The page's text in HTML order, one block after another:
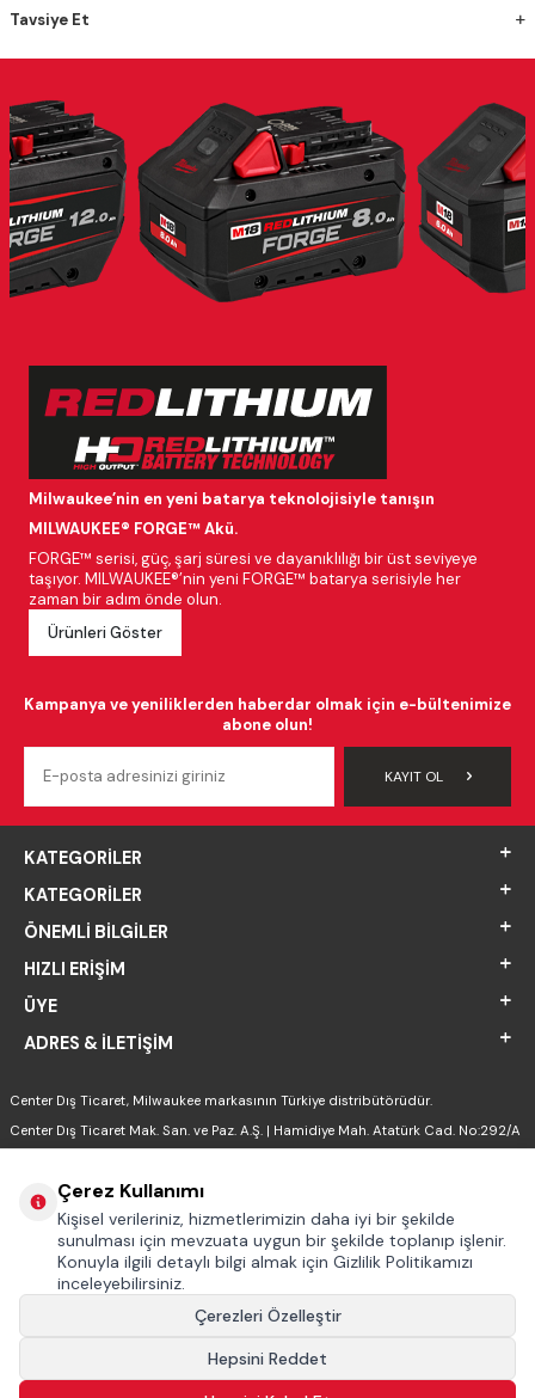
Tavsiye Et
Milwaukee’nin en yeni batarya teknolojisiyle tanışın
MILWAUKEE® FORGE™ Akü.
FORGE™ serisi, güç, şarj süresi ve dayanıklılığı bir üst seviyeye
taşıyor. MILWAUKEE®’nin yeni FORGE™ batarya serisiyle her
zaman bir adım önde olun.
Ürünleri Göster
Kampanya ve yeniliklerden haberdar olmak için e-bültenimize
abone olun!
KAYIT OL
KATEGORILER
KATEGORILER
ÖNEMLI BILGILER
HIZLI ERIŞIM
ÜYE
ADRES & İLETIŞIM
Center Dış Ticaret, Milwaukee markasının Türkiye distribütörüdür.
Center Dış Ticaret Mak. San. ve Paz. A.Ş. | Hamidiye Mah. Atatürk Cad. No:292/A
Çerez Kullanımı
Kişisel verileriniz, hizmetlerimizin daha iyi bir şekilde
sunulması için mevzuata uygun bir şekilde toplanıp işlenir.
Konuyla ilgili detaylı bilgi almak için Gizlilik Politikamızı
inceleyebilirsiniz.
Çerezleri Özelleştir
Hepsini Reddet